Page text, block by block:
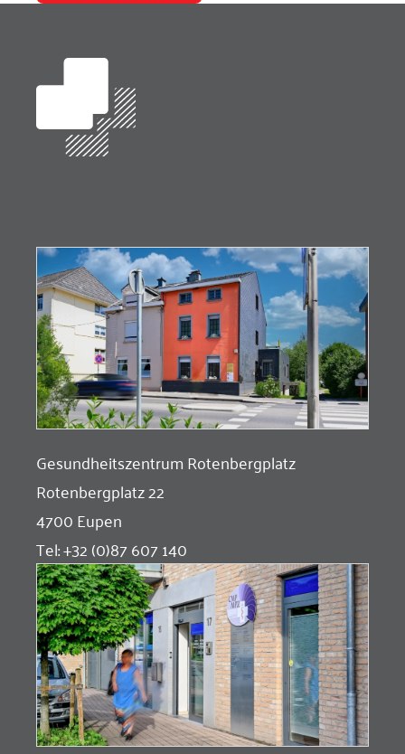
Zur Starseite
Gesundheitszentrum Rotenbergplatz
Rotenbergplatz 22
4700 Eupen
Tel: +32 (0)87 607 140